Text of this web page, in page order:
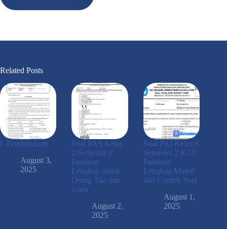
Related Posts
I. Pendahuluan
August 3,
2025
Soal PAS Kelas
2 Semester 2:
Panduan
Lengkap untuk
Orang Tua dan
Guru
August 2,
2025
Soal PAI Kelas 6
Semester 2 K13:
Panduan
Lengkap Materi
dan Contoh Soal
August 1,
2025